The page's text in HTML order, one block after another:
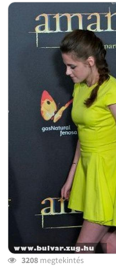
3208megtekintés